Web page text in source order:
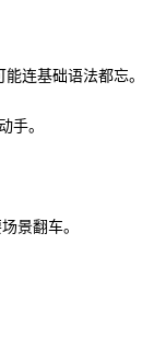
连基础语法都忘。
手。
景翻车。